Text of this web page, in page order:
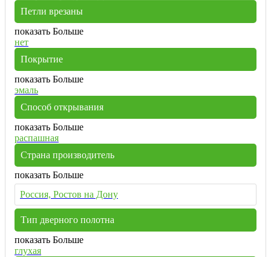
Петли врезаны
показать Больше
нет
Покрытие
показать Больше
эмаль
Способ открывания
показать Больше
распашная
Страна производитель
показать Больше
Россия, Ростов на Дону
Тип дверного полотна
показать Больше
глухая